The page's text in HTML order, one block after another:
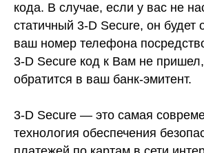
кода. В случае, если у вас не
статичный 3-D Secure, он будет
ваш номер телефона
3-D Secure код к Вам не
обратится в ваш банк-эмитент.
3-D Secure — это самая
технология обеспечения